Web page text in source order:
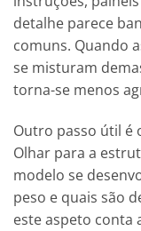
detalhe parece
comuns. Quando
se misturam
torna-se menos
Outro passo útil é
Olhar para a
modelo se
peso e quais são
este aspeto conta